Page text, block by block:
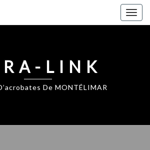
LINK
De MONTÉLIMAR